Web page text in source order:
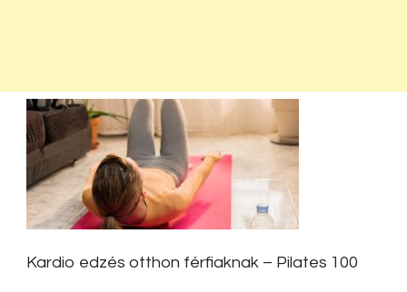
Kardio edzés otthon férfiaknak – Pilates 100